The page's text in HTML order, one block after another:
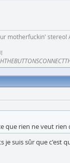
motherfuckin'
que rien ne veut
suis sûr que